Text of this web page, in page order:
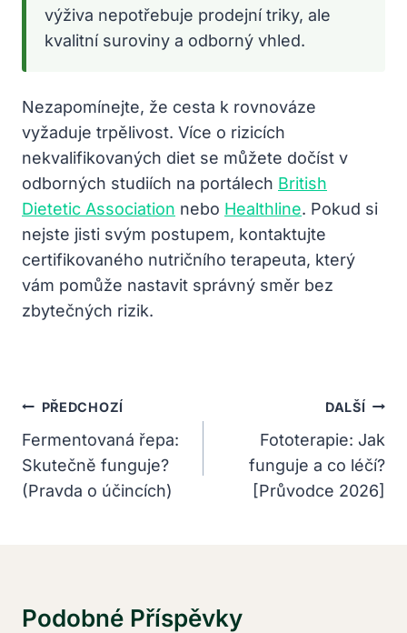
výživa nepotřebuje prodejní triky, ale
kvalitní suroviny a odborný vhled.
Nezapomínejte, že cesta k rovnováze
vyžaduje trpělivost. Více o rizicích
nekvalifikovaných diet se můžete dočíst v
odborných studiích na portálech British
Dietetic Association nebo Healthline. Pokud si
nejste jisti svým postupem, kontaktujte
certifikovaného nutričního terapeuta, který
vám pomůže nastavit správný směr bez
zbytečných rizik.
Navigace
Pro
Příspěvek
PŘEDCHOZÍ
Fermentovaná řepa:
Skutečně funguje?
(Pravda o účincích)
DALŠÍ
Fototerapie: Jak
funguje a co léčí?
[Průvodce 2026]
Podobné Příspěvky